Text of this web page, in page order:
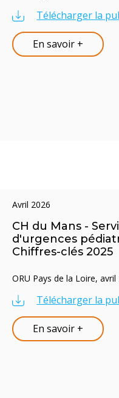
Télécharger la
En savoir +
avril 2026
CH du Mans -
d'urgences
Chiffres-clés 2025
ORU Pays de la Loire, avril
Télécharger la
En savoir +